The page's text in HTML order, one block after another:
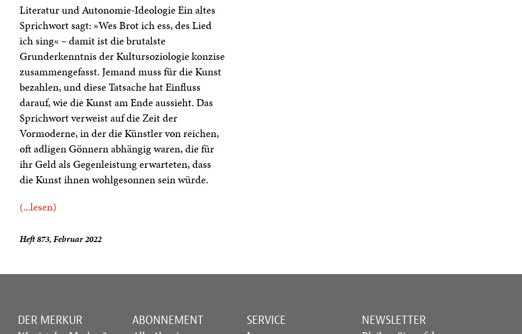
Literatur und Autonomie-Ideologie Ein altes
Sprichwort sagt: »Wes Brot ich ess, des Lied
ich sing« – damit ist die brutalste
Grunderkenntnis der Kultursoziologie konzise
zusammengefasst. Jemand muss für die Kunst
bezahlen, und diese Tatsache hat Einfluss
darauf, wie die Kunst am Ende aussieht. Das
Sprichwort verweist auf die Zeit der
Vormoderne, in der die Künstler von reichen,
oft adligen Gönnern abhängig waren, die für
ihr Geld als Gegenleistung erwarteten, dass
die Kunst ihnen wohlgesonnen sein würde.
(...lesen)
Heft 873, Februar 2022
DER MERKUR ABONNEMENT SERVICE NEWSLETTER